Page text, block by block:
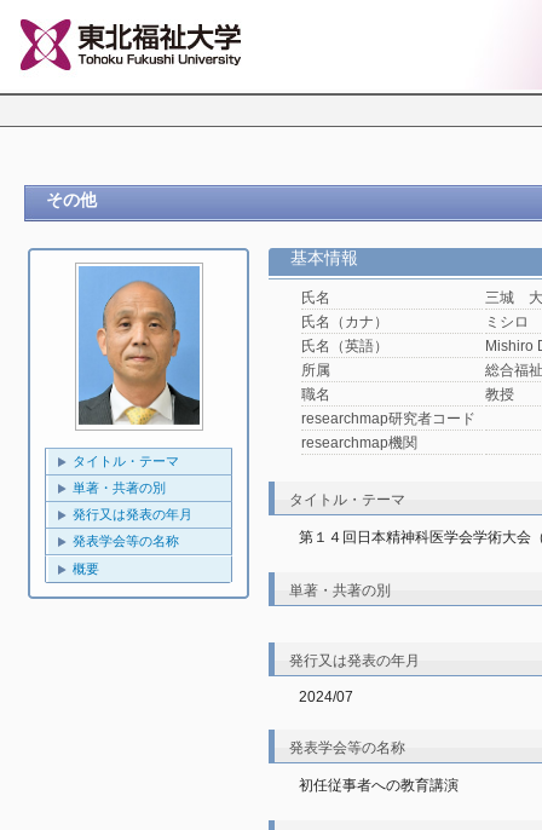
その他
タイトル・テーマ
単著・共著の別
発行又は発表の年月
発表学会等の名称
概要
基本情報
氏名
三城
氏名（カナ）
ミシロ
氏名（英語）
Mishiro
所属
総合福
職名
教授
researchmap研究者コード
researchmap機関
タイトル・テーマ
第１４回日本精神科医学会学術大会
単著・共著の別
発行又は発表の年月
2024/07
発表学会等の名称
初任従事者への教育講演